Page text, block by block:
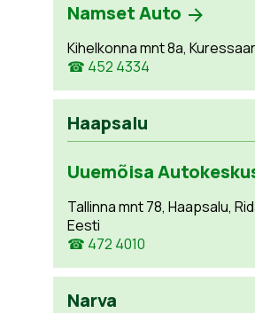
Namset Auto
Kihelkonna mnt 8a,
☎ 452 4334
Haapsalu
Uuemõisa
Tallinna mnt 78, Haapsalu,
Eesti
☎ 472 4010
Narva